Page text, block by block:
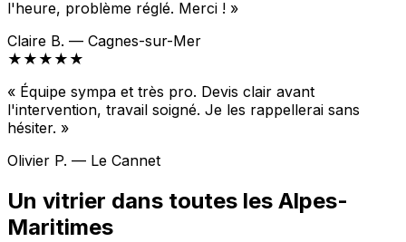
l'heure, problème réglé. Merci ! »
Claire B. — Cagnes-sur-Mer
★★★★★
« Équipe sympa et très pro. Devis clair avant
l'intervention, travail soigné. Je les rappellerai sans
hésiter. »
Olivier P. — Le Cannet
Un vitrier dans toutes les Alpes-
Maritimes